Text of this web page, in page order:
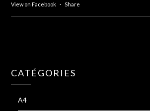
View on Facebook · Share
CATÉGORIES
A4